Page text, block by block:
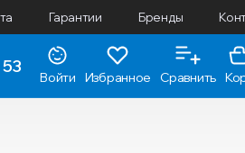
Гарантии Бренды
Войти Избранное Сравнить